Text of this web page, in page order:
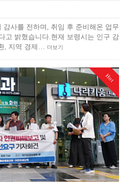
감사를 전하며, 취임 후 준비해온 업무
고 밝혔습니다.현재 보령시는 인구 감
, 지역 경제…
더보기
Hot